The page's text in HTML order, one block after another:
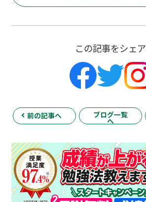
この記事をシェア
前の記事へ ブログ一覧
へ